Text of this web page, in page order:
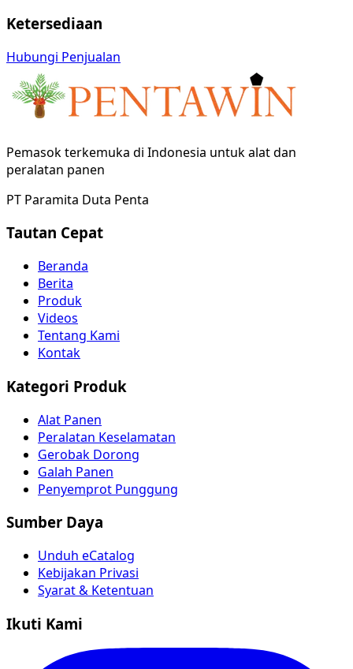
Ketersediaan
Hubungi Penjualan
Pemasok terkemuka di Indonesia untuk alat dan
peralatan panen
PT Paramita Duta Penta
Tautan Cepat
Beranda
Berita
Produk
Videos
Tentang Kami
Kontak
Kategori Produk
Alat Panen
Peralatan Keselamatan
Gerobak Dorong
Galah Panen
Penyemprot Punggung
Sumber Daya
Unduh eCatalog
Kebijakan Privasi
Syarat & Ketentuan
Ikuti Kami